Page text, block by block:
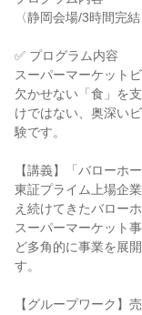
〈静岡会場/3時間完結
✅ プログラム内容
スーパーマーケット
欠かせない「食」を
けではない、奥深い
験です。
【講義】「バローホ
東証プライム上場企
え続けてきたバロー
スーパーマーケット
ど多角的に事業を展
す。
【グループワーク】